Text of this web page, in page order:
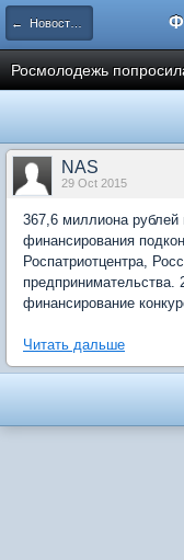
← Новости рынка недвижимости
Росмолодежь
NAS
29 Oct 2015
367,6 миллиона
финансирования
Роспатриотцентра,
финансирование
Читать дальше